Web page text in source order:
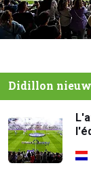
Didillon